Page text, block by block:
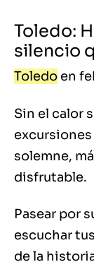
Toledo:
silencio
Toledo en
Sin el calor
excursiones
solemne,
disfrutable.
Pasear por
escuchar
de la